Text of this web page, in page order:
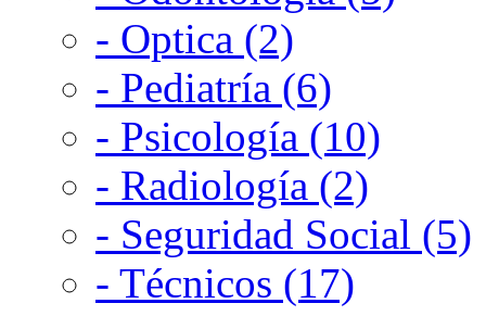
- Optica (2)
- Pediatría (6)
- Psicología (10)
- Radiología (2)
- Seguridad Social (5)
- Técnicos (17)